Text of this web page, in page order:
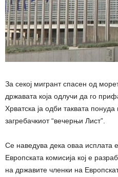
За секој мигрант спасен од
државата која одлучи да го
Хрватска ја одби таквата
загребачкиот “вечерњи Лист”.
Се наведува дека оваа исплата
Европската комисија кој е
на државите членки на